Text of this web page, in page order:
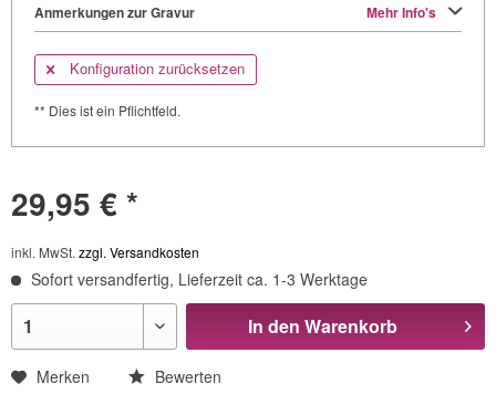
Anmerkungen zur Gravur Mehr Info's
Konfiguration zurücksetzen
** Dies ist ein Pflichtfeld.
29,95 € *
inkl. MwSt. zzgl. Versandkosten
Sofort versandfertig, Lieferzeit ca. 1-3 Werktage
In den Warenkorb
Merken
Bewerten